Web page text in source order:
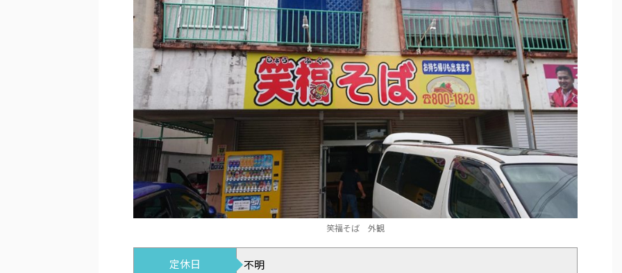
笑福そば 外観
定休日 不明